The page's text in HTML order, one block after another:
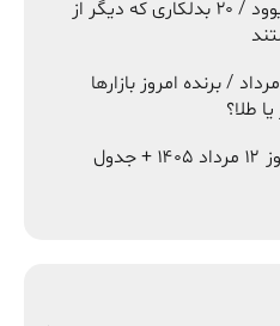
از ارشا اقدسی تا هالیوود / ۲۰ بدلکاری که دیگر از
نبض بازارها امروز ۱۲ مرداد / برنده امروز بازارها
طلا؟
قیمت طلا و سکه امروز ۱۲ مرداد ۱۴۰۵ + جدول